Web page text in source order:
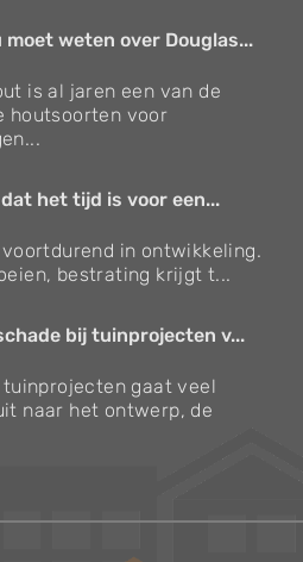
moet weten over Douglas...
is al jaren een van de
houtsoorten voor
het tijd is voor een...
in ontwikkeling.
bestrating krijgt t...
bij tuinprojecten v...
gaat veel
naar het ontwerp, de